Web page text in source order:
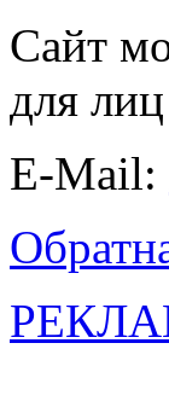
Сайт
для
E-Mail: